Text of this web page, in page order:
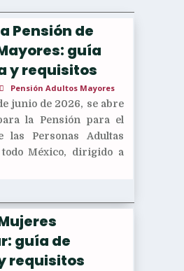
Pensión de
guía
y requisitos
Pensión Adultos Mayores
junio de 2026, se abre
la Pensión para el
las Personas Adultas
México, dirigido a
guía de
requisitos